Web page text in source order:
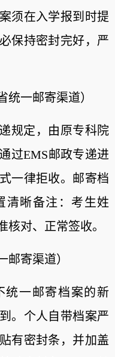
须在入学报到时提
保持密封完好，严
统一邮寄渠道）
规定，由原专科院
过EMS邮政专递进
一律拒收。邮寄档
清晰备注：考生姓
核对、正常签收。
邮寄渠道）
统一邮寄档案的新
。个人自带档案严
有密封条，并加盖